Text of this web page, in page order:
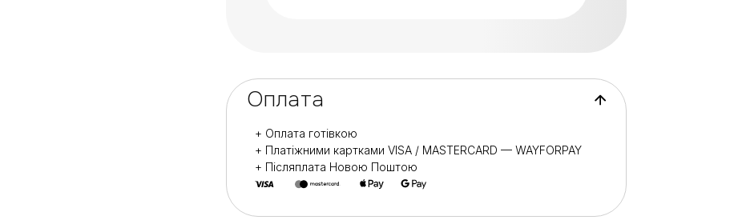
Оплата
+ Оплата готівкою
+ Платіжними картками VISA / MASTERCARD — WAYFORPAY
+ Післяплата Новою Поштою